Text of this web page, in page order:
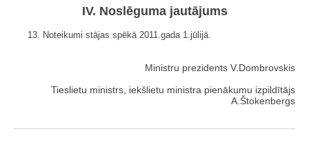
IV. Noslēguma jautājums
13. Noteikumi stājas spēkā 2011.gada 1.jūlijā.
Ministru prezidents V.Dombrovskis
Tieslietu ministrs, iekšlietu ministra pienākumu izpildītājs
A.Štokenbergs